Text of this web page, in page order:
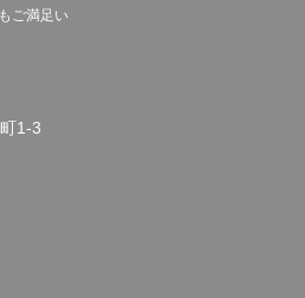
ご満足い
1-3